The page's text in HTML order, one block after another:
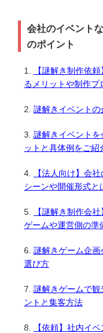
会社のイベント
のポイント
【謎解き制作依
るメリットや制作プ
謎解きイベントの
謎解きイベント
ットと具体例をご紹
【法人向け】会
シーンや開催形式と
【謎解き制作会
ゲームや運営側の準
謎解きゲーム企
選び方
謎解きゲームで
ントと集客方法
【依頼】社内イ